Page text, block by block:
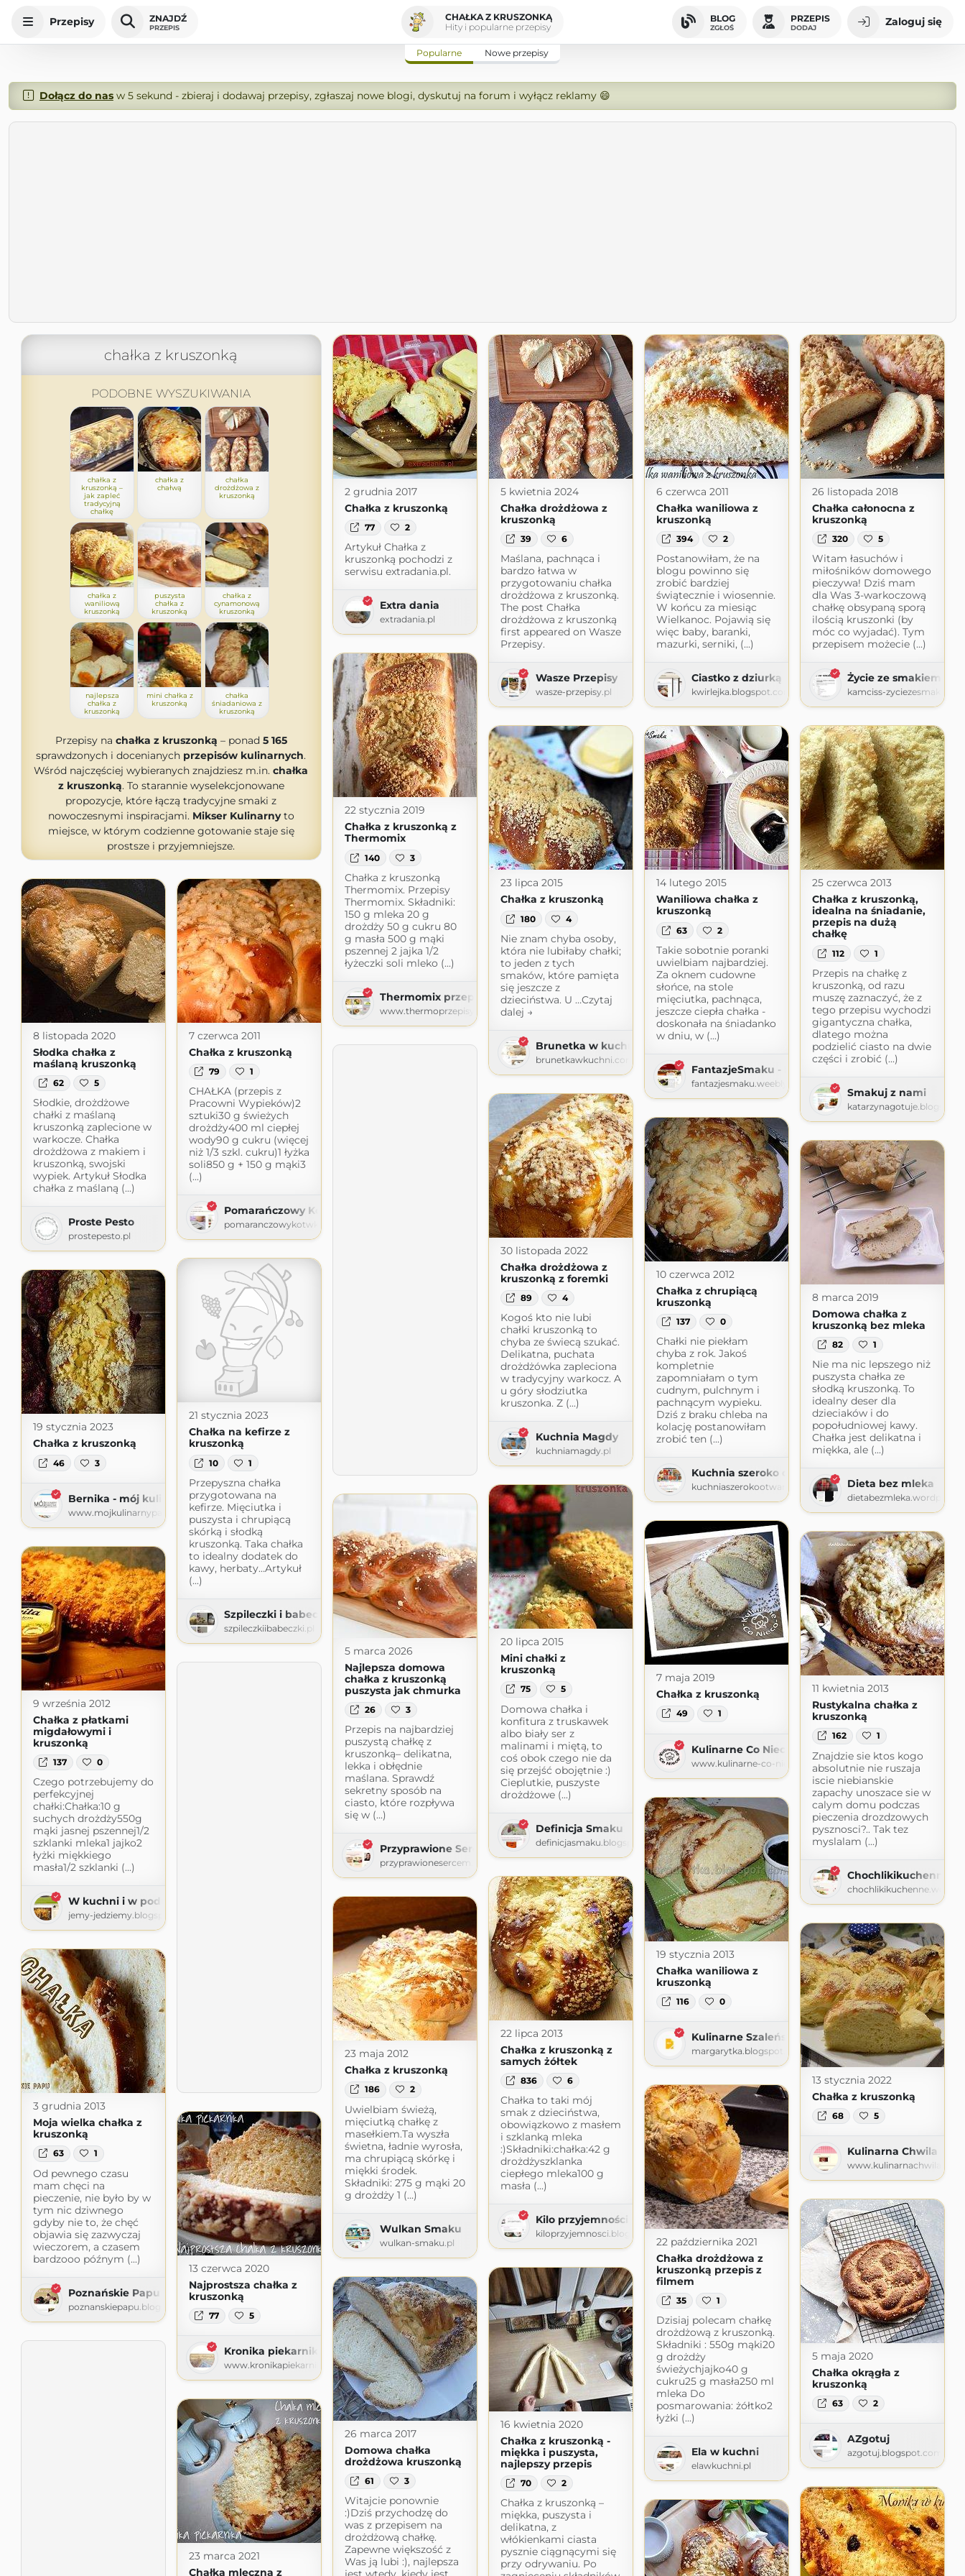
Przepisy ZNAJDŹ
PRZEPIS
CHAŁKA Z KRUSZONKĄ
Hity i popularne przepisy
BLOG
ZGŁOŚ
PRZEPIS
DODAJ Zaloguj się
Popularne Nowe przepisy
Dołącz do nasw 5 sekund - zbieraj i dodawaj przepisy, zgłaszaj nowe blogi, dyskutuj na forum i wyłącz reklamy 😄
chałka z kruszonką
PODOBNE WYSZUKIWANIA
chałka z
kruszonką –
jak zapleć
tradycyjną
chałkę
chałka z
chałwą
chałka
drożdżowa z
kruszonką
chałka z
waniliową
kruszonką
puszysta
chałka z
kruszonką
chałka z
cynamonową
kruszonką
najlepsza
chałka z
kruszonką
mini chałka z
kruszonką
chałka
śniadaniowa z
kruszonką
Przepisy na chałka z kruszonką – ponad 5 165
sprawdzonych i docenianych przepisów kulinarnych.
Wśród najczęściej wybieranych znajdziesz m.in. chałka
z kruszonką. To starannie wyselekcjonowane
propozycje, które łączą tradycyjne smaki z
nowoczesnymi inspiracjami. Mikser Kulinarnyto
miejsce, w którym codzienne gotowanie staje się
prostsze i przyjemniejsze.
2 grudnia 2017
Chałka z kruszonką
77 2
Artykuł Chałka z
kruszonką pochodzi z
serwisu extradania.pl.
Extra dania
extradania.pl
5 kwietnia 2024
Chałka drożdżowa z
kruszonką
39 6
Maślana, pachnąca i
bardzo łatwa w
przygotowaniu chałka
drożdżowa z kruszonką.
The post Chałka
drożdżowa z kruszonką
first appeared on Wasze
Przepisy.
Wasze Przepisy
wasze-przepisy.pl
6 czerwca 2011
Chałka waniliowa z
kruszonką
394 2
Postanowiłam, że na
blogu powinno się
zrobić bardziej
świątecznie i wiosennie.
W końcu za miesiąc
Wielkanoc. Pojawią się
więc baby, baranki,
mazurki, serniki, (...)
Ciastko z dziurką
kwirlejka.blogspot.com
26 listopada 2018
Chałka całonocna z
kruszonką
320 5
Witam łasuchów i
miłośników domowego
pieczywa! Dziś mam
dla Was 3-warkoczową
chałkę obsypaną sporą
ilością kruszonki (by
móc co wyjadać). Tym
przepisem możecie (...)
Życie ze smakiem
kamciss-
22 stycznia 2019
Chałka z kruszonką z
Thermomix
140 3
Chałka z kruszonką
Thermomix. Przepisy
Thermomix. Składniki:
150 g mleka 20 g
drożdży 50 g cukru 80
g masła 500 g mąki
pszennej 2 jajka 1/2
łyżeczki soli mleko (...)
Thermomix przepisy
www.thermoprzepisy.pl
23 lipca 2015
Chałka z kruszonką
180 4
Nie znam chyba osoby,
która nie lubiłaby chałki;
to jeden z tych
smaków, które pamięta
się jeszcze z
dzieciństwa. U …Czytaj
dalej →
Brunetka w kuchni
brunetkawkuchni.com
14 lutego 2015
Waniliowa chałka z
kruszonką
63 2
Takie sobotnie poranki
uwielbiam najbardziej.
Za oknem cudowne
słońce, na stole
mięciutka, pachnąca,
jeszcze ciepła chałka -
doskonała na śniadanko
w dniu, w (...)
FantazjeSmaku - Blog kulinarny
fantazjesmaku.weebly.com
25 czerwca 2013
Chałka z kruszonką,
idealna na śniadanie,
przepis na dużą
chałkę
112 1
Przepis na chałkę z
kruszonką, od razu
muszę zaznaczyć, że z
tego przepisu wychodzi
gigantyczna chałka,
dlatego można
podzielić ciasto na dwie
części i zrobić (...)
Smakuj z nami
8 listopada 2020
Słodka chałka z
maślaną kruszonką
62 5
Słodkie, drożdżowe
chałki z maślaną
kruszonką zaplecione w
warkocze. Chałka
drożdżowa z makiem i
kruszonką, swojski
wypiek. Artykuł Słodka
chałka z maślaną (...)
Proste Pesto
prostepesto.pl
7 czerwca 2011
Chałka z kruszonką
79 1
CHAŁKA (przepis z
Pracowni Wypieków)2
sztuki30 g świeżych
drożdży400 ml ciepłej
wody90 g cukru (więcej
niż 1/3 szkl. cukru)1 łyżka
soli850 g + 150 g mąki3
(...)
Pomarańczowy Kot w kuchni
pomaranczowykotwkuchni.blogspot.com
30 listopada 2022
Chałka drożdżowa z
kruszonką z foremki
89 4
Kogoś kto nie lubi
chałki kruszonką to
chyba ze świecą szukać.
Delikatna, puchata
drożdżówka zapleciona
w tradycyjny warkocz. A
u góry słodziutka
kruszonka. Z (...)
Kuchnia Magdy
kuchniamagdy.pl
10 czerwca 2012
Chałka z chrupiącą
kruszonką
137 0
Chałki nie piekłam
chyba z rok. Jakoś
kompletnie
zapomniałam o tym
cudnym, pulchnym i
pachnącym wypieku.
Dziś z braku chleba na
kolację postanowiłam
zrobić ten (...)
Kuchnia szeroko otwarta
kuchniaszerokootwarta.blogspot.com
8 marca 2019
Domowa chałka z
kruszonką bez mleka
82 1
Nie ma nic lepszego niż
puszysta chałka ze
słodką kruszonką. To
idealny deser dla
dzieciaków i do
popołudniowej kawy.
Chałka jest delikatna i
miękka, ale (...)
Dieta bez mleka
21 stycznia 2023
Chałka na kefirze z
kruszonką
10 1
Przepyszna chałka
przygotowana na
kefirze. Mięciutka i
puszysta i chrupiącą
skórką i słodką
kruszonką. Taka chałka
to idealny dodatek do
kawy, herbaty…Artykuł
(...)
Szpileczki i babeczki
szpileczkiibabeczki.pl
19 stycznia 2023
Chałka z kruszonką
46 3
Bernika - mój kulinarny pamiętnik
www.mojkulinarnypamietnik.pl
20 lipca 2015
Mini chałki z
kruszonką
75 5
Domowa chałka i
konfitura z truskawek
albo biały ser z
malinami i miętą, to
coś obok czego nie da
się przejść obojętnie :)
Cieplutkie, puszyste
drożdżowe (...)
Definicja Smaku
definicjasmaku.blogspot.com
5 marca 2026
Najlepsza domowa
chałka z kruszonką
puszysta jak chmurka
26 3
Przepis na najbardziej
puszystą chałkę z
kruszonką– delikatna,
lekka i obłędnie
maślana. Sprawdź
sekretny sposób na
ciasto, które rozpływa
się w (...)
Przyprawione Sercem
przyprawionesercem.com
7 maja 2019
Chałka z kruszonką
49 1
Kulinarne Co Nieco
www.kulinarne-co-nieco.pl
11 kwietnia 2013
Rustykalna chałka z
kruszonką
162 1
Znajdzie sie ktos kogo
absolutnie nie ruszaja
iscie niebianskie
zapachy unoszace sie w
calym domu podczas
pieczenia drozdzowych
pysznosci?.. Tak tez
myslalam (...)
Chochlikikuchenne
9 września 2012
Chałka z płatkami
migdałowymi i
kruszonką
137 0
Czego potrzebujemy do
perfekcyjnej
chałki:Chałka:10 g
suchych drożdży550g
mąki jasnej pszennej1/2
szklanki mleka1 jajko2
łyżki miękkiego
masła1/2 szklanki (...)
W kuchni i w podróży z butelką mleczka w tle
jemy-jedziemy.blogspot.com
19 stycznia 2013
Chałka waniliowa z
kruszonką
116 0
Kulinarne Szaleństwa Margarytki
margarytka.blogspot.com
22 lipca 2013
Chałka z kruszonką z
samych żółtek
836 6
Chałka to taki mój
smak z dzieciństwa,
obowiązkowo z masłem
i szklanką mleka
:)Składniki:chałka:42 g
drożdżyszklanka
ciepłego mleka100 g
masła (...)
Kilo przyjemności
kiloprzyjemnosci.blogspot.com
23 maja 2012
Chałka z kruszonką
186 2
Uwielbiam świeżą,
mięciutką chałkę z
masełkiem.Ta wyszła
świetna, ładnie wyrosła,
ma chrupiącą skórkę i
miękki środek.
Składniki: 275 g mąki 20
g drożdży 1 (...)
Wulkan Smaku
wulkan-smaku.pl
13 stycznia 2022
Chałka z kruszonką
68 5
Kulinarna Chwila
www.kulinarnachwila.com
3 grudnia 2013
Moja wielka chałka z
kruszonką
63 1
Od pewnego czasu
mam chęci na
pieczenie, nie było by w
tym nic dziwnego
gdyby nie to, że chęć
objawia się zazwyczaj
wieczorem, a czasem
bardzooo późnym (...)
Poznańskie Papu
poznanskiepapu.blogspot.com
22 października 2021
Chałka drożdżowa z
kruszonką przepis z
filmem
35 1
Dzisiaj polecam chałkę
drożdżową z kruszonką.
Składniki : 550g mąki20
g drożdży
świeżychjajko40 g
cukru25 g masła250 ml
mleka Do
posmarowania: żółtko2
łyżki (...)
Ela w kuchni
elawkuchni.pl
13 czerwca 2020
Najprostsza chałka z
kruszonką
77 5
Kronika piekarnika
www.kronikapiekarnika.pl
5 maja 2020
Chałka okrągła z
kruszonką
63 2
AZgotuj
azgotuj.blogspot.com
16 kwietnia 2020
Chałka z kruszonką -
miękka i puszysta,
najlepszy przepis
70 2
Chałka z kruszonką –
miękka, puszysta i
delikatna, z
włókienkami ciasta
pysznie ciągnącymi się
przy odrywaniu. Po
26 marca 2017
Domowa chałka
drożdżowa kruszonką
61 3
Witajcie ponownie
:)Dziś przychodzę do
was z przepisem na
drożdżową chałkę.
Zapewne większość z
Was ją lubi :), najlepsza
23 marca 2021
Chałka mleczna z